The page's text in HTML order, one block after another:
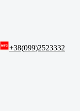
+38(099)2523332